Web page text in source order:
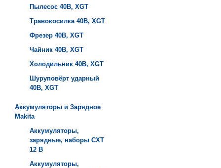
Пылесос 40B, XGT
Травокосилка 40B, XGT
Фрезер 40B, XGT
Чайник 40B, XGT
Холодильник 40B, XGT
Шуруповёрт ударный
40B, XGT
Аккумуляторы и Зарядное
Makita
Аккумуляторы,
зарядные, наборы СXT
12 В
Аккумуляторы,